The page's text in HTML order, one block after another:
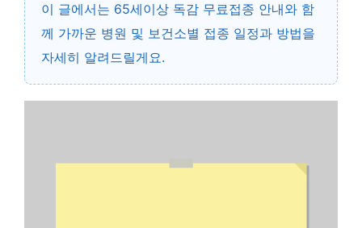
이 글에서는 65세이상 독감 무료접종 안내와 함
께 가까운 병원 및 보건소별 접종 일정과 방법을
자세히 알려드릴게요.